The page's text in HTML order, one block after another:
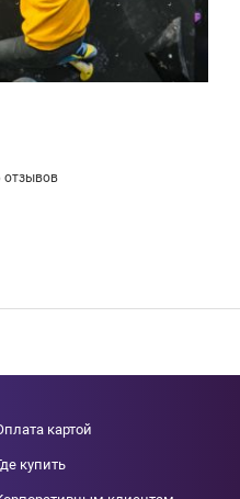
отзывов
картой
купить